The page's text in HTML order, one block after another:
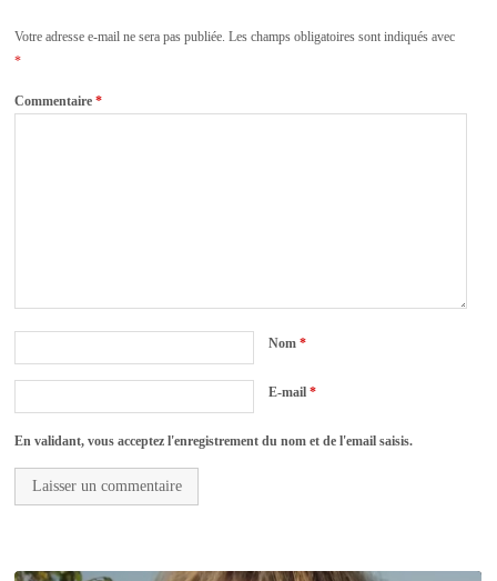
Votre adresse e-mail ne sera pas publiée. Les champs obligatoires sont indiqués avec
*
Commentaire*
Nom*
E-mail*
En validant, vous acceptez l'enregistrement du nom et de l'email saisis.